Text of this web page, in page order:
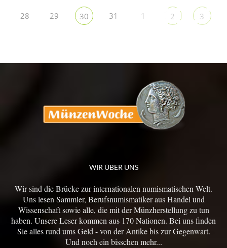
28 29 30 31 1 2 3
WIR ÜBER UNS
Wir sind die Brücke zur internationalen numismatischen Welt.
Uns lesen Sammler, Berufsnumismatiker aus Handel und
Wissenschaft sowie alle, die mit der Münzherstellung zu tun
haben. Unsere Leser kommen aus 170 Nationen. Bei uns finden
Sie alles rund ums Geld - von der Antike bis zur Gegenwart.
Und noch ein bisschen mehr...